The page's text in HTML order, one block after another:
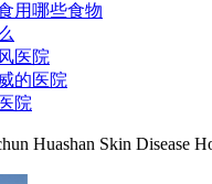
用哪些食物
医院
的医院
院
Huashan Skin Disease